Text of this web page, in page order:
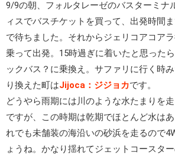
9/9の朝、フォルタレーゼのバスターミナ
ィスでバスチケットを買って、出発時間
で待ちました。それからジェリコアコア
乗って出発。15時過ぎに着いたと思った
ックバス？に乗換え。サファリに行く時
り換えた町はJijoca：ジジョカです。
どうやら雨期には川のような水たまりを
ですが、この時期は乾期でほとんど水は
れでも未舗装の海沿いの砂浜を走るので
ょうね。かなり揺れてジェットコースタ